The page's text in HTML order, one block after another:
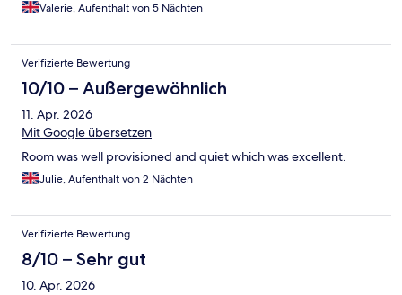
Valerie, Aufenthalt von 5 Nächten
Verifizierte Bewertung
10/10 – Außergewöhnlich
11. Apr. 2026
Mit Google übersetzen
Room was well provisioned and quiet which was excellent.
Julie, Aufenthalt von 2 Nächten
Verifizierte Bewertung
8/10 – Sehr gut
10. Apr. 2026